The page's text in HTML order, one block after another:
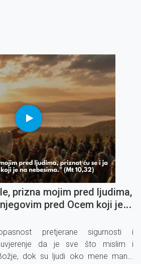
prizna mojim pred ljudima,
pred Ocem koji je
pretjerane sigurnosti i
uvjerenje da je sve što mislim i
dok su ljudi oko mene manje